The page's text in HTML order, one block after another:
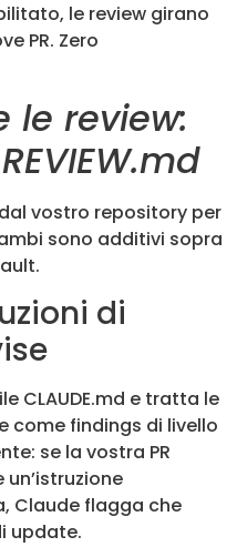
le review girano
PR. Zero
le review:
vostro repository per
sono additivi sopra
di
CLAUDE.md e tratta le
come findings di livello
se la vostra PR
Claude flagga che
update.